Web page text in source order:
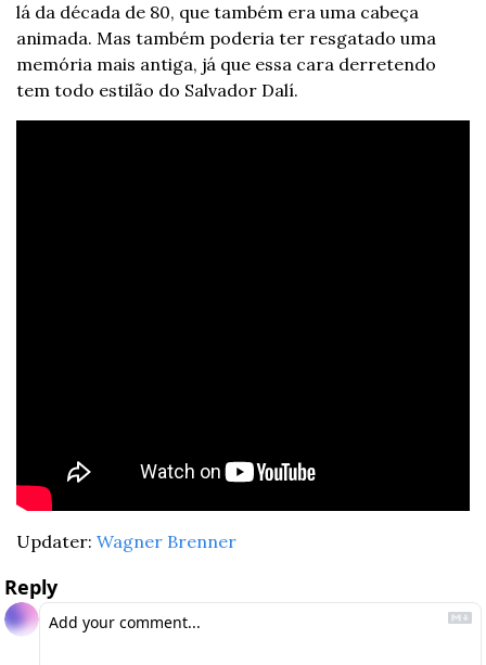
lá da década de 80, que também era uma cabeça
animada. Mas também poderia ter resgatado uma
memória mais antiga, já que essa cara derretendo
tem todo estilão do Salvador Dalí.
Updater: Wagner Brenner
Reply